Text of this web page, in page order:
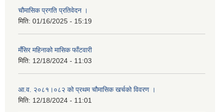
चौमासिक प्रगति प्रतिवेदन ।
मिति: 01/16/2025 - 15:19
मँसिर महिनाको मासिक फाँटवारी
मिति: 12/18/2024 - 11:03
आ.व. २०८१।०८२ को प्रथम चौमासिक खर्चको विवरण ।
मिति: 12/18/2024 - 11:01